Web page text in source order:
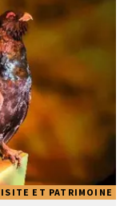
ET PATRIMOINE